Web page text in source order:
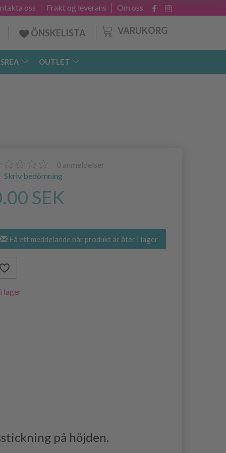
Om oss
Frakt og leverans
oss
VARUKORG
ÖNSKELISTA
OUTLET
0 anmeldelser
Skriv bedömning
SEK
Få ett meddelande när produkt är åter i lager
lager
på höjden.